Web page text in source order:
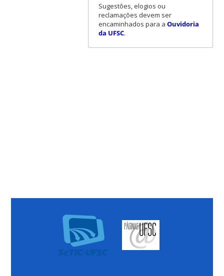
Sugestões, elogios ou
reclamações devem ser
encaminhados para a Ouvidoria
da UFSC.